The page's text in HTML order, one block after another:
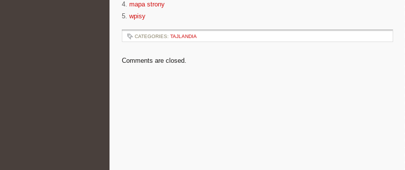
4. mapa strony
5. wpisy
CATEGORIES: TAJLANDIA
Comments are closed.